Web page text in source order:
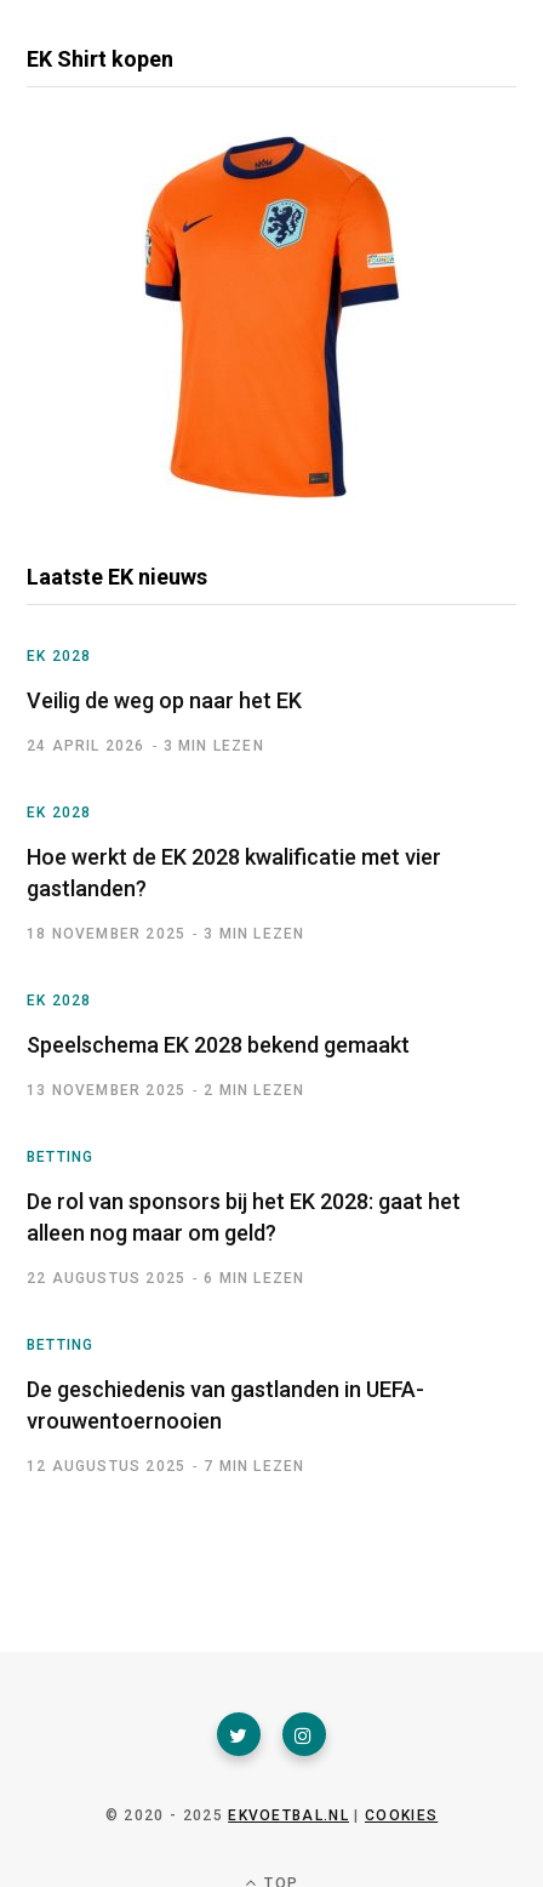
EK Shirt kopen
Laatste EK nieuws
EK 2028
Veilig de weg op naar het EK
24 APRIL 2026 3 MIN LEZEN
EK 2028
Hoe werkt de EK 2028 kwalificatie met vier
gastlanden?
18 NOVEMBER 2025 3 MIN LEZEN
EK 2028
Speelschema EK 2028 bekend gemaakt
13 NOVEMBER 2025 2 MIN LEZEN
BETTING
De rol van sponsors bij het EK 2028: gaat het
alleen nog maar om geld?
22 AUGUSTUS 2025 6 MIN LEZEN
BETTING
De geschiedenis van gastlanden in UEFA-
vrouwentoernooien
12 AUGUSTUS 2025 7 MIN LEZEN
© 2020 - 2025EKVOETBAL.NL |COOKIES
TOP